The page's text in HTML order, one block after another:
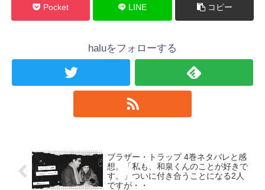
Pocket LINE コピー
haluをフォローする
ブラザー・トラップ 4巻ネタバレと感
想。「私も、和泉くんのことが好きで
す。」ついに付き合うことになる2人
ですが・・